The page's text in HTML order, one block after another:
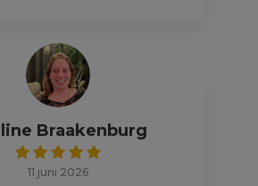
Braakenburg
11 juni 2026